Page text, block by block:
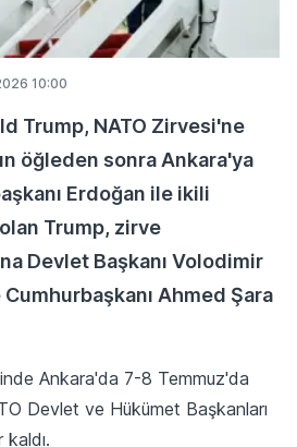
10:00
Trump, NATO Zirvesi'ne
öğleden sonra Ankara'ya
Erdoğan ile ikili
Trump, zirve
Devlet Başkanı Volodimir
Ahmed Şara
Ankara'da 7-8 Temmuz'da
Devlet ve Hükümet Başkanları
kaldı.